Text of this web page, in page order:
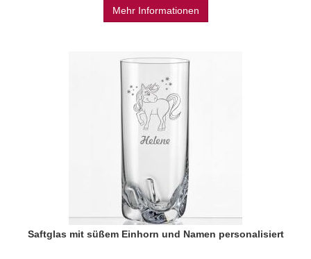
Mehr Informationen
Saftglas mit süßem Einhorn und Namen personalisiert